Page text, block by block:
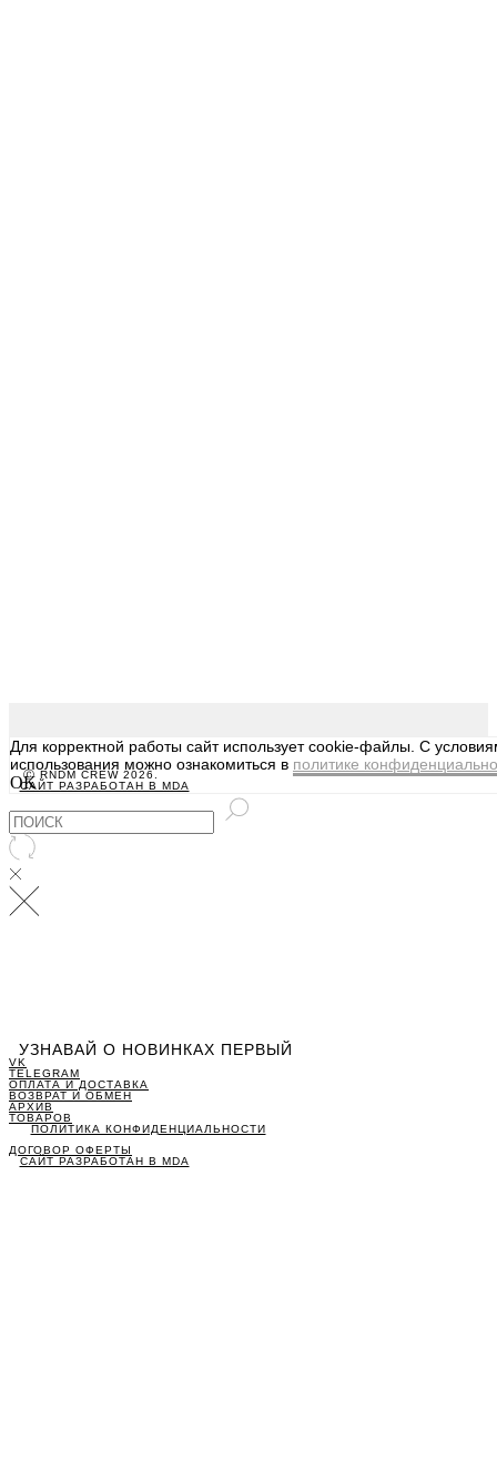
УЗНАВАЙ О НОВИНКАХ ПЕРВЫЙ
VK
TELEGRAM
ОПЛАТА И ДОСТАВКА
ВОЗВРАТ И ОБМЕН
АРХИВ
ТОВАРОВ
ПОЛИТИКА КОНФИДЕНЦИАЛЬНОСТИ
ДОГОВОР ОФЕРТЫ
САЙТ РАЗРАБОТАН В MDA
Ⓒ RNDM CREW 2026.
САЙТ РАЗРАБОТАН В MDA
Для корректной работы сайт использует cookie-файлы. С
использования можно ознакомиться в политике
OK